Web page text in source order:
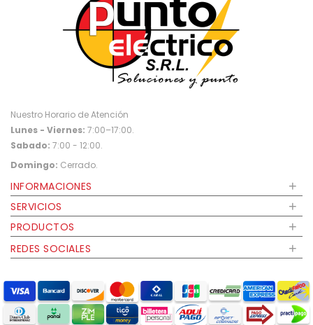
Nuestro Horario de Atención
Lunes - Viernes: 7:00–17:00.
Sabado: 7:00 - 12:00.
Domingo: Cerrado.
INFORMACIONES +
SERVICIOS +
PRODUCTOS +
REDES SOCIALES +